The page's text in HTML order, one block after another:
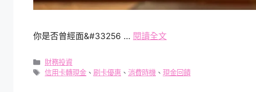
你是否曾經面&#33256 … 閱讀全文
分
類
財務投資
標
信用卡轉現金 、 刷卡優惠 、消費時機 、現金回饋